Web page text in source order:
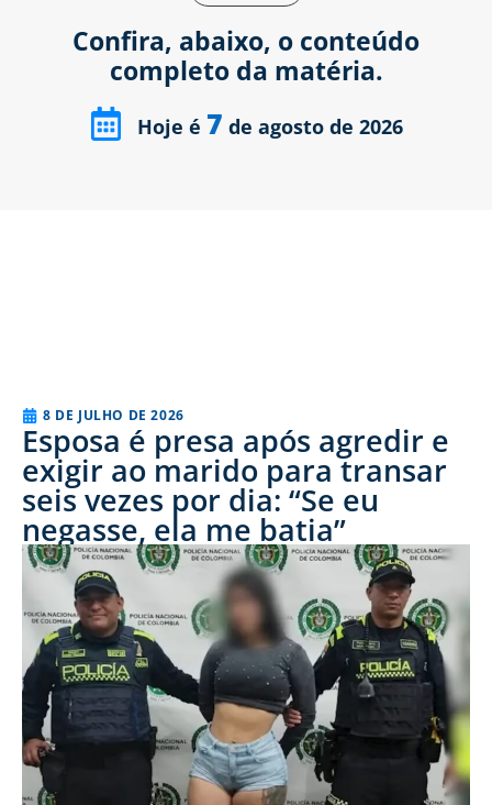
Confira, abaixo, o conteúdo
completo da matéria.
Hoje é 7 de agosto de 2026
8 DE JULHO DE 2026
Esposa é presa após agredir e
exigir ao marido para transar
seis vezes por dia: “Se eu
negasse, ela me batia”